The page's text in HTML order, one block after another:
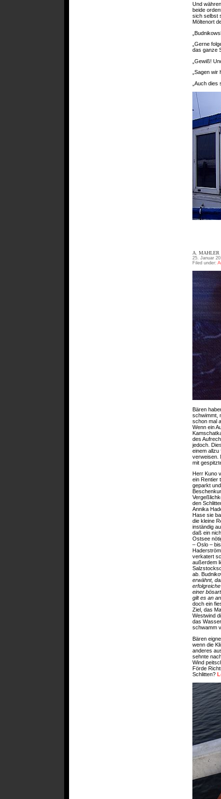
Und
beide
sich selbst
Möltenort
„Gerne
das ganze
„Gewiß!
„Sagen wir
„Auch dies
A. MAHLER
25. Januar
Filed under:
Bären
schwimmt,
schon mal
Wenn ein
des
jedoch.
einem allzu
verweisen.
mit
Herr Kuno
ein Rentier
geparkt
den
Annika
Hase sie
die kleine
inständig
daß ein
Ostsee
– Oslo –
verkatert
außerdem
ab.
erwähnt,
einer
gilt es an
doch ein
Ziel, das
Westwind
das
schwamm
Bären
wenn die
anderes
sehnte
Wind
Förde
Schlitten?